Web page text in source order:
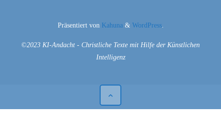
Präsentiert vonKahuna& WordPress.
©2023 KI-Andacht - Christliche Texte mit Hilfe der Künstlichen
Intelligenz